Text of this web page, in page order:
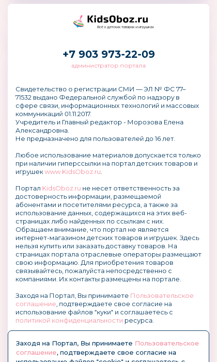
Всё о детских товарах и игрушках
+7 903 973-22-09
администратор портала
Свидетельство о регистрации СМИ — ЭЛ № ФС 77–
71532 выдано Федеральной службой по надзору в
сфере связи, информационных технологий и массовых
коммуникаций 01.11.2017.
Учредитель и Главный редактор - Морозова Елена
Александровна.
Не предназначено для пользователей до 16 лет.
Любое использование материалов допускается только
при наличии гиперссылки на портал детских товаров и
игрушекwww.KidsOboz.ru
Портал KidsOboz.ru не несет ответственность за
достоверность информации, размещаемой
абонентами и посетителями ресурса, а также за
использование данных, содержащихся на этих веб-
страницах либо найденных по ссылкам с них.
Обращаем внимание, что портал не является
интернет-магазином детских товаров и игрушек. Здесь
нельзя купить или заказать доставку товаров. На
страницах портала отраслевые операторы размещают
свою информацию. Для приобретения товаров
связывайтесь, пожалуйста непосредственно с
компаниями. Их контакты размещены на портале.
Заходя на Портал, Вы принимаете Пользовательское
соглашение , подтверждаете свое согласие на
использование файлов "куки" и соглашаетесь с
политикой конфиденциальности ресурса.
Заходя на Портал, Вы принимаете Пользовательское
соглашение, подтверждаете свое согласие на